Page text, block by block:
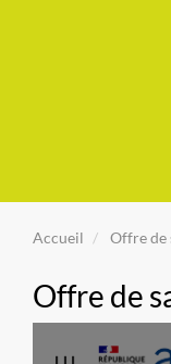
Accueil Offre de
Offre de